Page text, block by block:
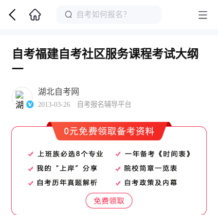
自考福建自考社区服务课程考试大纲
一
湖北自考网
2013-03-26 自考报名辅导平台